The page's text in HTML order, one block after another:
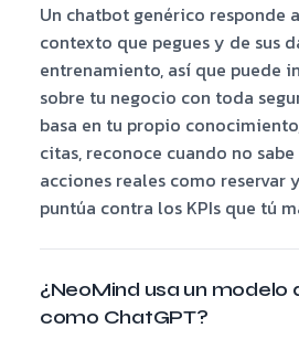
Un chatbot genérico responde
contexto que pegues y de sus
entrenamiento, así que puede
sobre tu negocio con toda
basa en tu propio
citas, reconoce cuando no
acciones reales como reservar
puntúa contra los KPIs que tú
¿NeoMind usa un modelo
como ChatGPT?